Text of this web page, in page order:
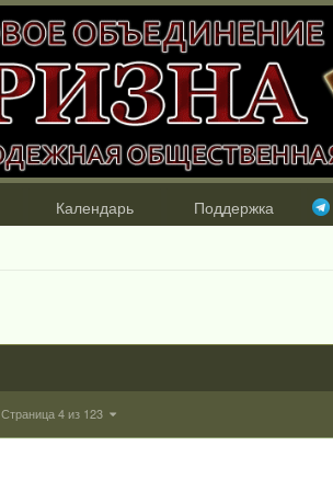
Календарь Поддержка
Страница 4 из 123